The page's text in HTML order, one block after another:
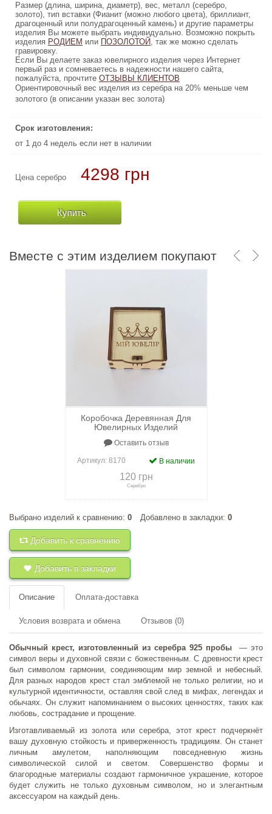
Размер (длина, ширина, диаметр), вес, металл (серебро,
золото), тип вставки (Фианит (можно любого цвета), бриллиант,
драгоценный или полудрагоценный камень) и другие параметры
изделия Вы можете выбрать индивидуально. Возможно покрыть
изделия РОДИЕМ или ПОЗОЛОТОЙ, так же можно сделать
гравировку.
Если Вы делаете заказ ювелирного изделия через Интернет
первый раз и сомневаетесь в надежности нашего сайта,
пожалуйста, прочтите ОТЗЫВЫ КЛИЕНТОВ
Ориентировочный вес изделия из серебра на 20% меньше чем
золотого (в описании указан вес золота)
Срок изготовления:
от 1 до 4 недель если нет в наличии
Цена серебро 4298 грн
Купить
Размер (длина, ширина, диаметр), вес, металл (серебро,
золото), тип вставки (Фианит (можно любого цвета), бриллиант,
драгоценный или полудрагоценный камень) и другие параметры
изделия Вы можете выбрать индивидуально. Возможно покрыть
изделия
РОДИЕМ
или
ПОЗОЛОТОЙ
, так же можно сделать
Если Вы делаете заказ ювелирного изделия через Интернет
первый раз и сомневаетесь в надежности нашего сайта,
пожалуйста, прочтите
ОТЗЫВЫ КЛИЕНТОВ
Ориентировочный вес изделия из серебра на 20% меньше чем
золотого (в описании указан вес золота)
от 1 до 4 недель если нет в наличии
93870 грн
Вместе с этим изделием покупают
Коробочка Деревянная Для
Ювелирных Изделий
Оставить отзыв
Артикул: 8170 В наличии
120 грн
Серебро
+к сравнению
Выбрано изделий к сравнению: 0 Добавлено в закладки: 0
Добавить к сравнению
Добавить в закладки
Описание Оплата-доставка
Условия возврата и обмена Отзывов (0)
Обычный крест, изготовленный из серебра 925 пробы
— это
символ веры и духовной связи с божественным. С древности крест
был символом гармонии, соединяющим мир земной и небесный.
Для разных народов крест стал эмблемой не только религии, но и
культурной идентичности, оставляя свой след в мифах, легендах и
обычаях. Он служит напоминанием о высоких ценностях, таких как
любовь, сострадание и прощение.
Изготавливаемый из золота или серебра, этот крест подчеркнёт
вашу духовную стойкость и приверженность традициям. Он станет
личным амулетом, наполняющим повседневную жизнь
символической силой и светом. Совершенство формы и
благородные материалы создают гармоничное украшение, которое
будет служить не только духовным символом, но и элегантным
аксессуаром на каждый день.